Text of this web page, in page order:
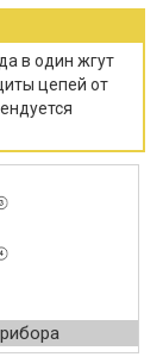
в один жгут
цепей от